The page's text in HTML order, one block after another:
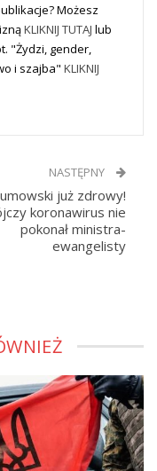
Możesz
KLIKNIJ TUTAJ lub
"Żydzi, gender,
i szajba" KLIKNIJ
NASTĘPNY
już zdrowy!
koronawirus nie
pokonał ministra-
ewangelisty